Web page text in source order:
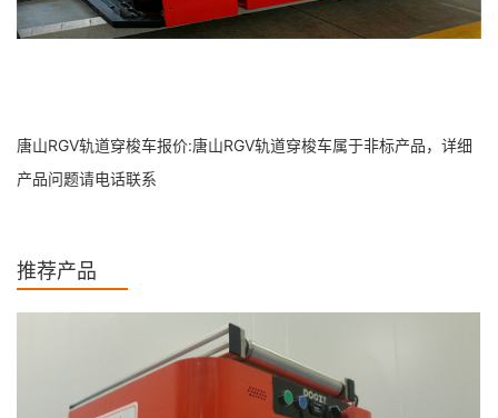
唐山RGV轨道穿梭车报价:唐山RGV轨道穿梭车属于非标产品，详细
产品问题请电话联系
推荐产品